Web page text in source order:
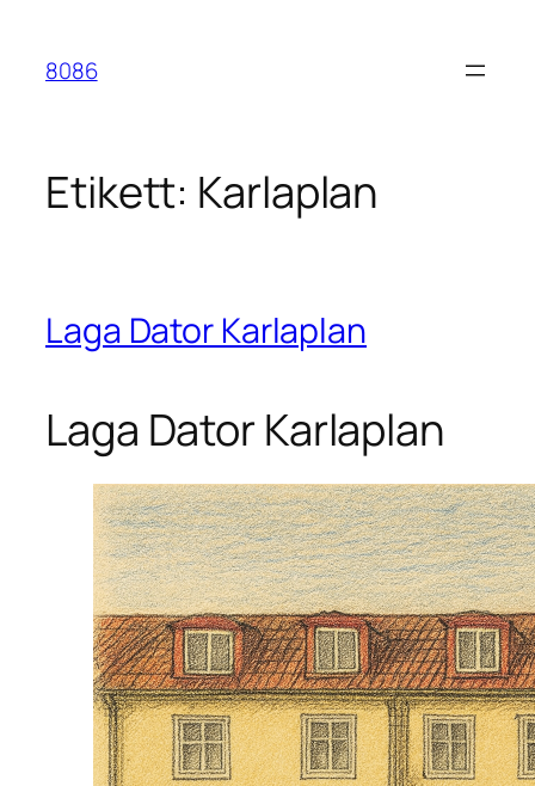
innehåll
8086
Etikett: Karlaplan
Laga Dator Karlaplan
Laga Dator Karlaplan